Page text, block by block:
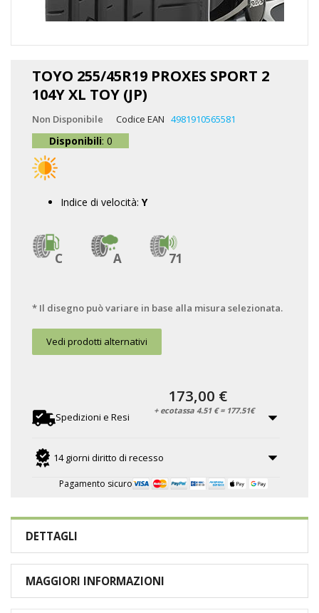
TOYO 255/45R19 PROXES SPORT 2
104Y XL TOY (JP)
Non Disponibile Codice EAN 4981910565581
Disponibili: 0
Indice di velocità: Y
C A 71
* Il disegno può variare in base alla misura selezionata.
Vedi prodotti alternativi
Spedizioni e Resi
14 giorni diritto di recesso
Pagamento sicuro
173,00 €
+ ecotassa 4.51 € = 177.51€
galleria
immagini
DETTAGLI
MAGGIORI INFORMAZIONI